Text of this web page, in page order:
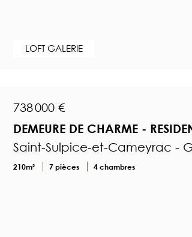
LOFT GALERIE
738 000 €
DEMEURE DE CHARME -
Saint-Sulpice-et-Cameyrac -
210m² 7 pièces 4 chambres